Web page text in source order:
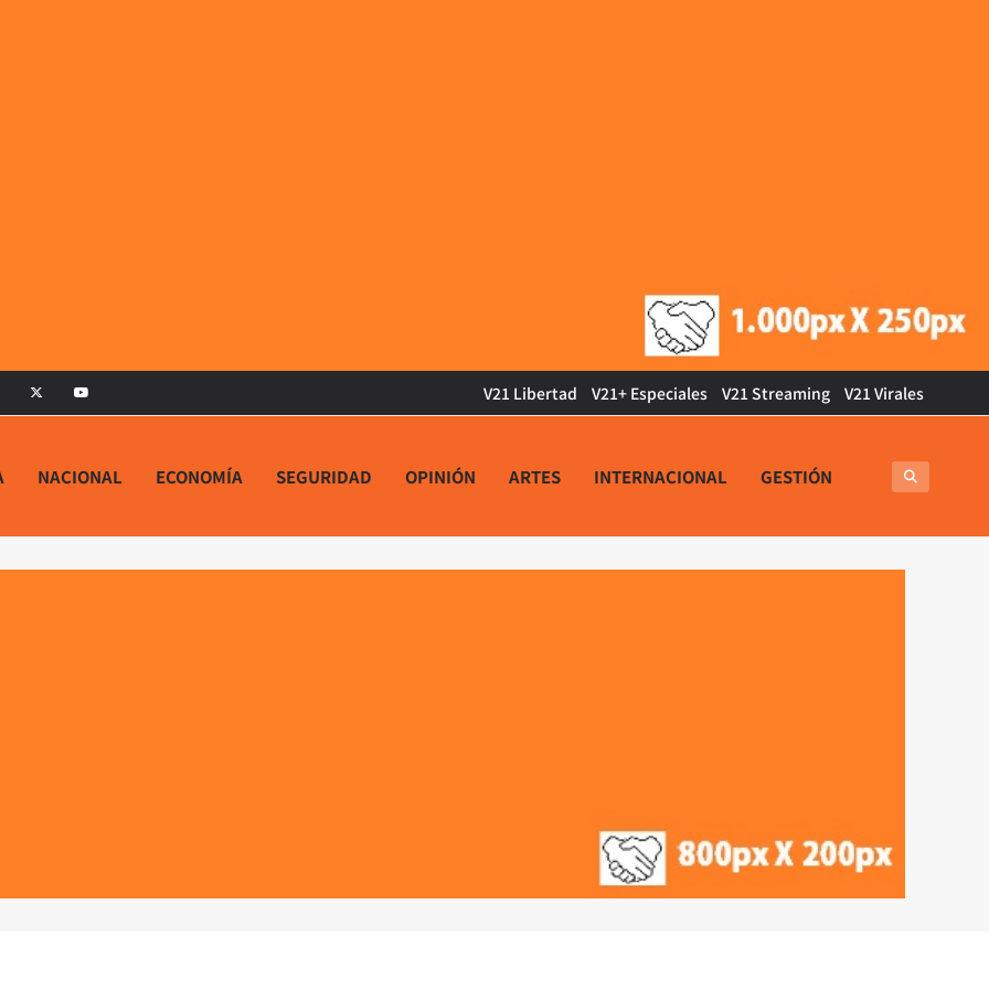
V21 Libertad V21+ Especiales V21 Streaming V21 Virales
NACIONAL ECONOMÍA SEGURIDAD OPINIÓN ARTES INTERNACIONAL GESTIÓN